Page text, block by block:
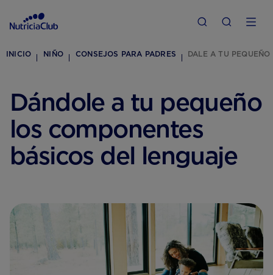
INICIO NIÑO CONSEJOS PARA PADRES DALE A TU
Dándole a tu pequeño
los componentes
básicos del lenguaje